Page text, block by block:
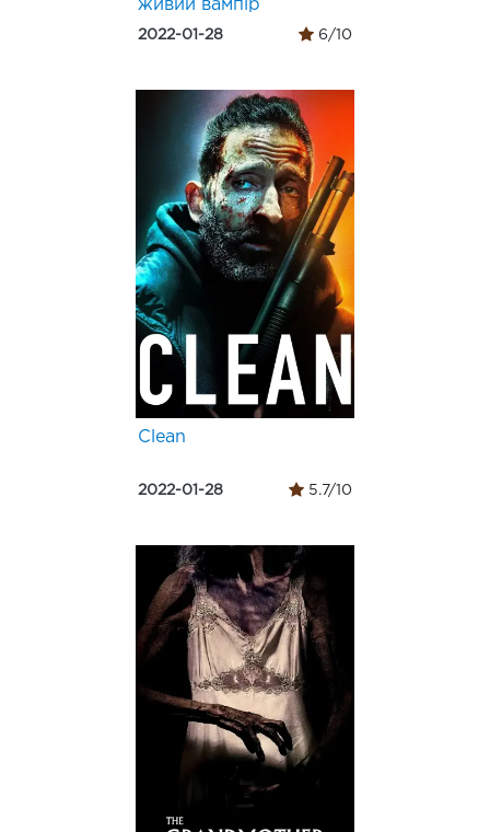
живий вампір
2022-01-28 6/10
Clean
2022-01-28 5.7/10